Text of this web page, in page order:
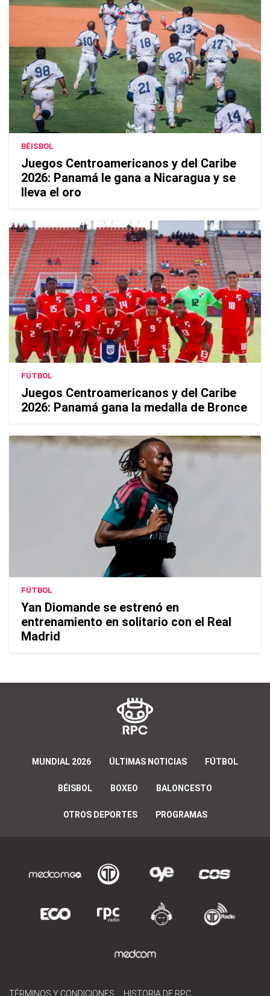
BÉISBOL
Juegos Centroamericanos y del Caribe
2026: Panamá le gana a Nicaragua y se
lleva el oro
FÚTBOL
Juegos Centroamericanos y del Caribe
2026: Panamá gana la medalla de Bronce
FÚTBOL
Yan Diomande se estrenó en
entrenamiento en solitario con el Real
Madrid
MUNDIAL 2026 ÚLTIMAS NOTICIAS FÚTBOL
BÉISBOL BOXEO BALONCESTO
OTROS DEPORTES PROGRAMAS
TÉRMINOS Y CONDICIONES HISTORIA DE RPC